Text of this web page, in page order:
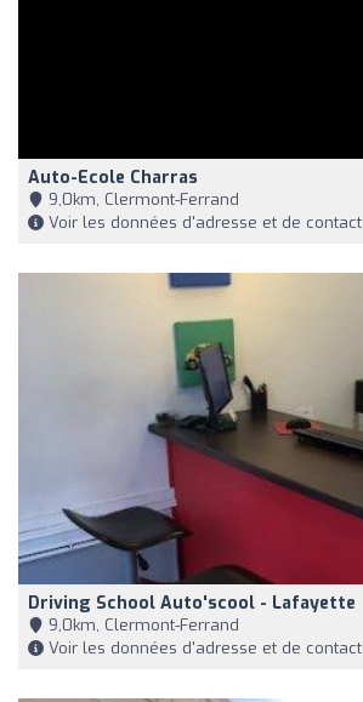
Auto-Ecole Charras
9,0km, Clermont-Ferrand
Voir les données d'adresse et de contact
Driving School Auto'scool - Lafayette
9,0km, Clermont-Ferrand
Voir les données d'adresse et de contact